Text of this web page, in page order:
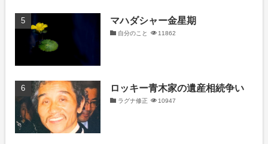
マハダシャー金星期
自分のこと 11862
ロッキー青木家の遺産相続争い
ラグナ修正 10947